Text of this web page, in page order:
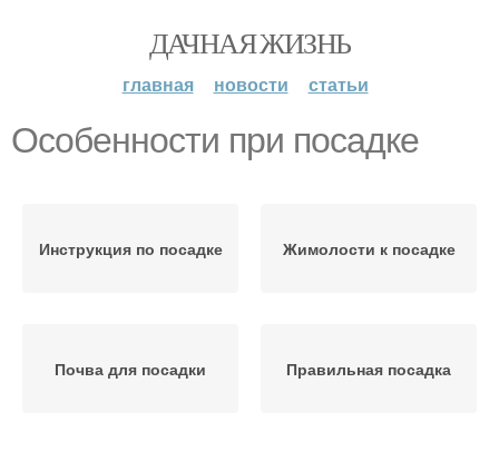
ДАЧНАЯ ЖИЗНЬ
главная новости статьи
Особенности при посадке
Инструкция по посадке Жимолости к посадке
Почва для посадки Правильная посадка